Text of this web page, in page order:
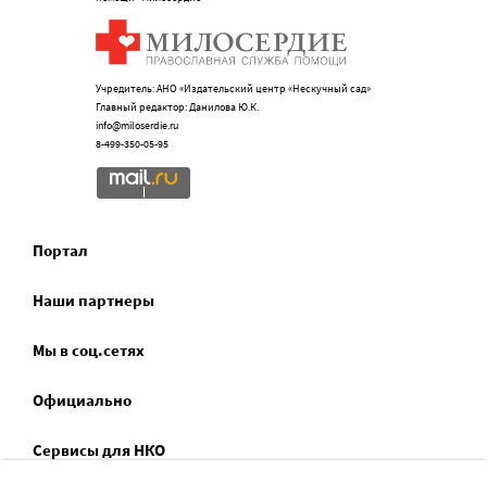
Учредитель: АНО «Издательский центр «Нескучный сад»
Главный редактор: Данилова Ю.К.
info@miloserdie.ru
8-499-350-05-95
Портал
Наши партнеры
Мы в соц.сетях
Официально
Сервисы для НКО